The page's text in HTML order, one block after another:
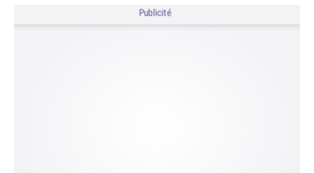
Publicité